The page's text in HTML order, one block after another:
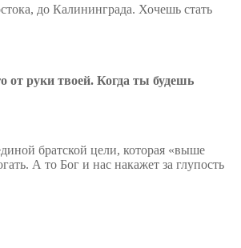
до Калининграда. Хочешь стать
от руки твоей. Когда ты будешь
братской цели, которая «выше
А то Бог и нас накажет за глупость